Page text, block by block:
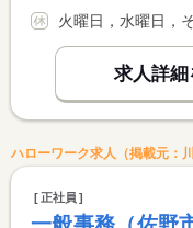
火曜日，水曜日，
求人詳細
ハローワーク求人（掲載元：
正社員